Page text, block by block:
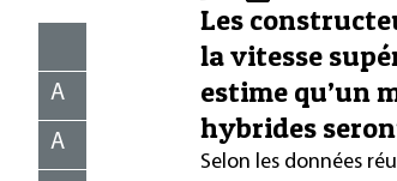
A
A
Les
la vitesse
estime qu’un
hybrides
Selon les données